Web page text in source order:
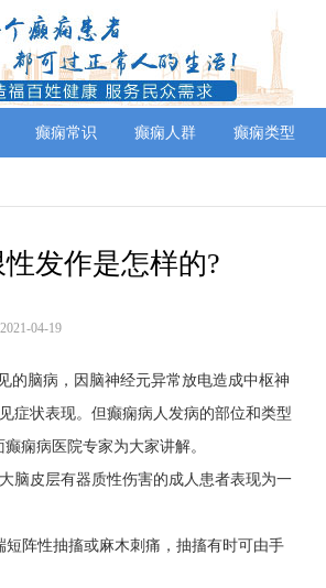
癫痫常识 癫痫人群 癫痫类型
发作是怎样的?
04-19
的脑病，因脑神经元异常放电造成中枢神
症状表现。但癫痫病人发病的部位和类型
痫病医院专家为大家讲解。
脑皮层有器质性伤害的成人患者表现为一
阵性抽搐或麻木刺痛，抽搐有时可由手